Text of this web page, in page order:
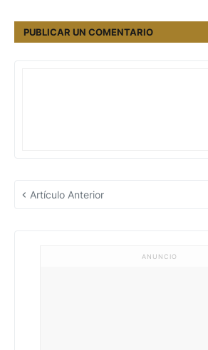
PUBLICAR UN COMENTARIO
Artículo Anterior
ANUNCIO